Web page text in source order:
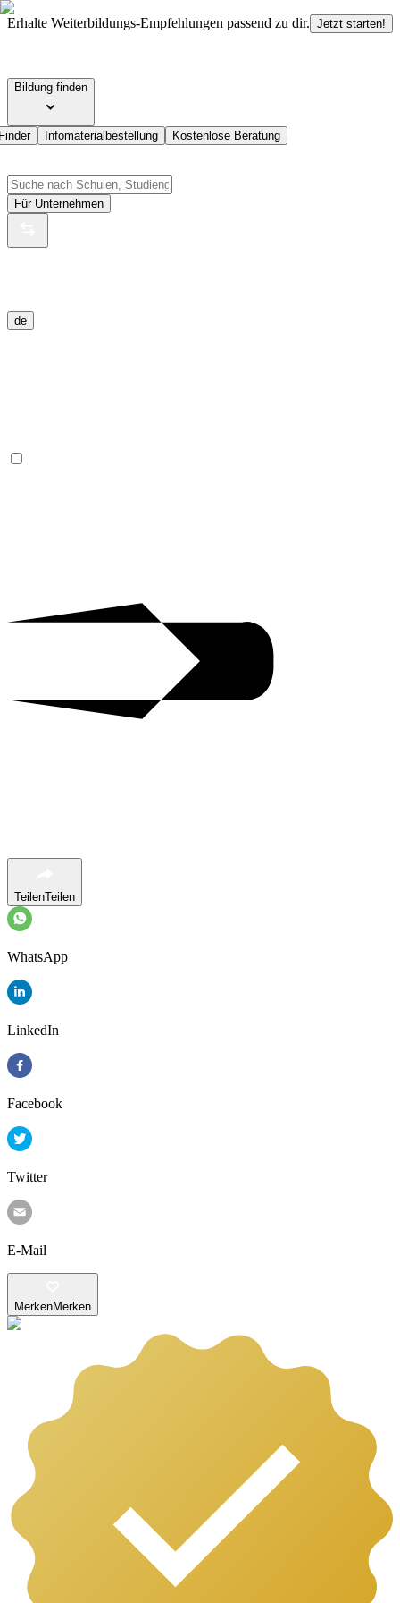
Erhalte Weiterbildungs-Empfehlungen passend zu dir. Jetzt starten!
Bildung finden
Infomaterialbestellung Kostenlose Beratung
Für Unternehmen
de
TeilenTeilen
WhatsApp
LinkedIn
Facebook
Twitter
E-Mail
MerkenMerken